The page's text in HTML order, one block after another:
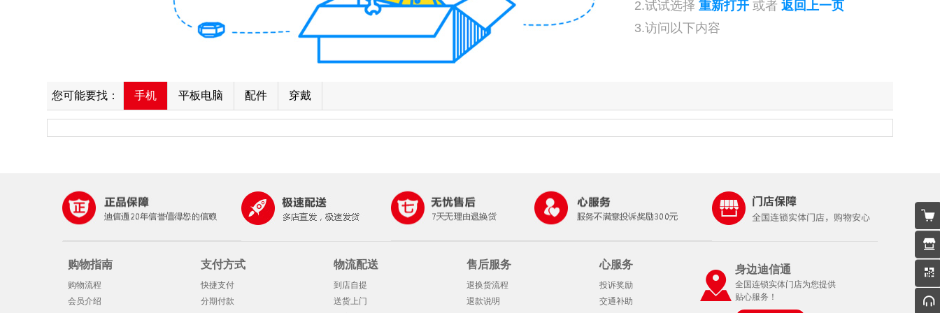
2.试试选择 重新打开 或者 返回上一页
3.访问以下内容
您可能要找： 手机 平板电脑 配件 穿戴
购物指南
购物流程
会员介绍
支付方式
快捷支付
分期付款
物流配送
到店自提
送货上门
售后服务
退换货流程
退款说明
心服务
投诉奖励
交通补助
身边迪信通
全国连锁实体门店为您提供
贴心服务！